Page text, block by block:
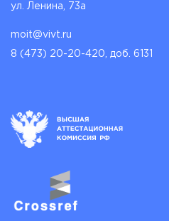
ул. Ленина, 73а
moit@vivt.ru
8 (473) 20-20-420, доб. 6131